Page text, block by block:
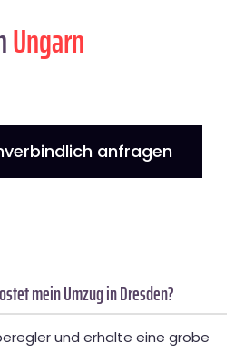
Ungarn
anfragen
mein Umzug in Dresden?
und erhalte eine grobe